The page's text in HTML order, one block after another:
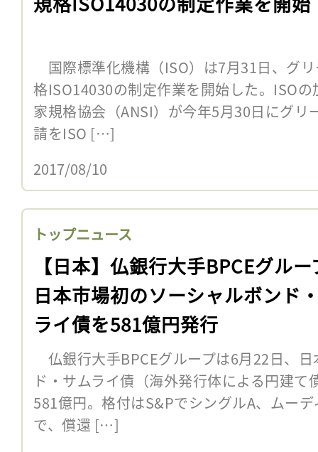
国際標準化機構（ISO）は7月31日、グ
格ISO14030の制定作業を開始した。ISO
家規格協会（ANSI）が今年5月30日にグリ
請をISO […]
2017/08/10
トップニュース
【日本】仏銀行大手BPCEグルー
日本市場初のソーシャルボンド
ライ債を581億円発行
仏銀行大手BPCEグループは6月22日、
ド・サムライ債（海外発行体による円建
581億円。格付はS&PでシングルA、ムー
で、償還 […]